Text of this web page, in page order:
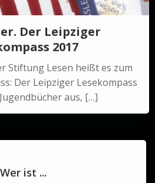
Der Leipziger
2017
Stiftung Lesen heißt es zum
Der Leipziger Lesekompass
aus, […]
Wer ist ...